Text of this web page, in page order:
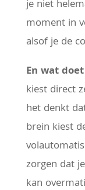
je niet
moment in
alsof je de
En wat
kiest direct
het denkt
brein kiest
zorgen dat
kan